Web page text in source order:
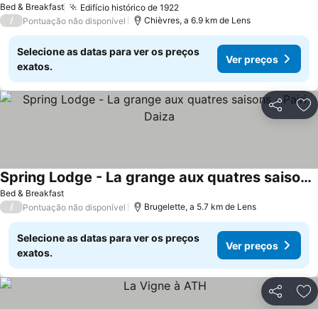
Bed & Breakfast Edifício histórico de 1922
/ Pontuação não disponível Chièvres, a 6.9 km de Lens
Selecione as datas para ver os preços
exatos.
Ver preços
Partilhar
Bed & Breakfast
Spring Lodge - La grange aux quatres saisons - Pairi Daiza
/ Pontuação não disponível Brugelette, a 5.7 km de Lens
Selecione as datas para ver os preços
exatos.
Ver preços
Partilhar